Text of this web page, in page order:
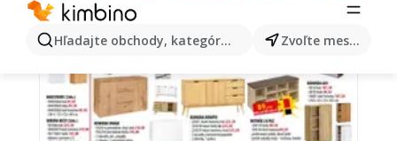
Hľadajte obchody, kategórie, produkty... Zvoľte mesto